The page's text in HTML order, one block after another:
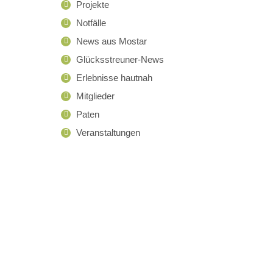
Projekte
Notfälle
News aus Mostar
Glücksstreuner-News
Erlebnisse hautnah
Mitglieder
Paten
Veranstaltungen